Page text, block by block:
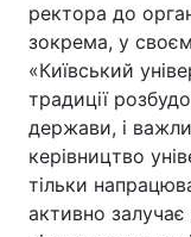
ректора до
зокрема, у
«Київський
традиції
держави, і
керівництво
тільки
активно залучає